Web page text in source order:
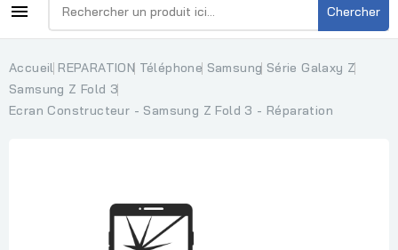
 Chercher
Accueil REPARATION Téléphone Samsung Série Galaxy Z
Samsung Z Fold 3
Ecran Constructeur - Samsung Z Fold 3 - Réparation